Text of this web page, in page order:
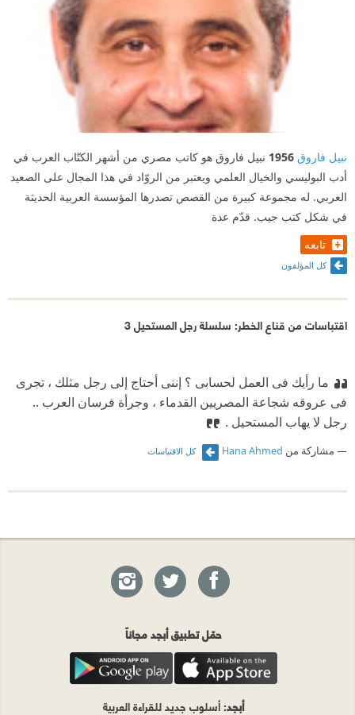
نبيل فاروق 1956 نبيل فاروق هو كاتب مصري من أشهر الكتّاب العرب في
أدب البوليسي والخيال العلمي ويعتبر من الروّاد في هذا المجال على الصعيد
العربي. له مجموعة كبيرة من القصص تصدرها المؤسسة العربية الحديثة
في شكل كتب جيب. قدّم عدة
تابعه
كل المؤلفون
اقتباسات من قناع الخطر: سلسلة رجل المستحيل 3
ما رأيك فى العمل لحسابى ؟ إننى أحتاج إلى رجل مثلك ، تجرى
فى عروقه شجاعة المصريين القدماء ، وجرأة فرسان العرب ..
رجل لا يهاب المستحيل .
مشاركة من Hana Ahmed كل الاقتباسات
حمّل تطبيق أبجد مجاناً
أبجد: أسلوب جديد للقراءة العربية